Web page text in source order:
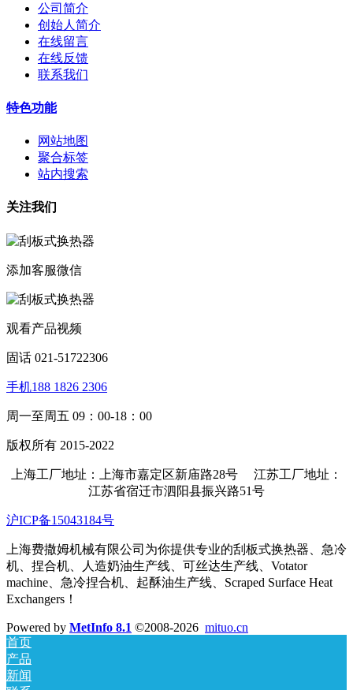
公司简介
创始人简介
在线留言
在线反馈
联系我们
特色功能
网站地图
聚合标签
站内搜索
关注我们
添加客服微信
观看产品视频
固话 021-51722306
手机188 1826 2306
周一至周五 09：00-18：00
版权所有 2015-2022
上海工厂地址：上海市嘉定区新庙路28号 江苏工厂地址：
江苏省宿迁市泗阳县振兴路51号
沪ICP备15043184号
上海费撒姆机械有限公司为你提供专业的刮板式换热器、急冷
机、捏合机、人造奶油生产线、可丝达生产线、Votator
machine、急冷捏合机、起酥油生产线、Scraped Surface Heat
Exchangers！
Powered by MetInfo 8.1 ©2008-2026 mituo.cn
首页
产品
新闻